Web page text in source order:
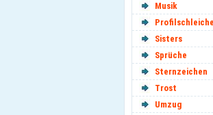
Musik
Sisters
Sprüche
Sternzeichen
Trost
Umzug